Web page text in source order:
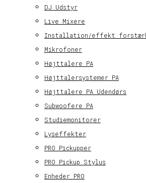
DJ Udstyr
Live Mixere
Installation/effekt
Mikrofoner
Højttalere PA
Højttalersystemer PA
Højttalere PA Udendørs
Subwoofere PA
Studiemonitorer
Lyseffekter
PRO Pickupper
PRO Pickup Stylus
Enheder PRO